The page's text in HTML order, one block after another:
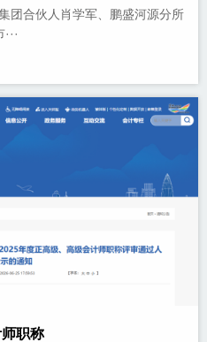
团合伙人肖学军、鹏盛河源分所
职称